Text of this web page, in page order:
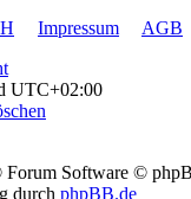
Impressum AGB
UTC+02:00
Software ©
durch phpBB.de